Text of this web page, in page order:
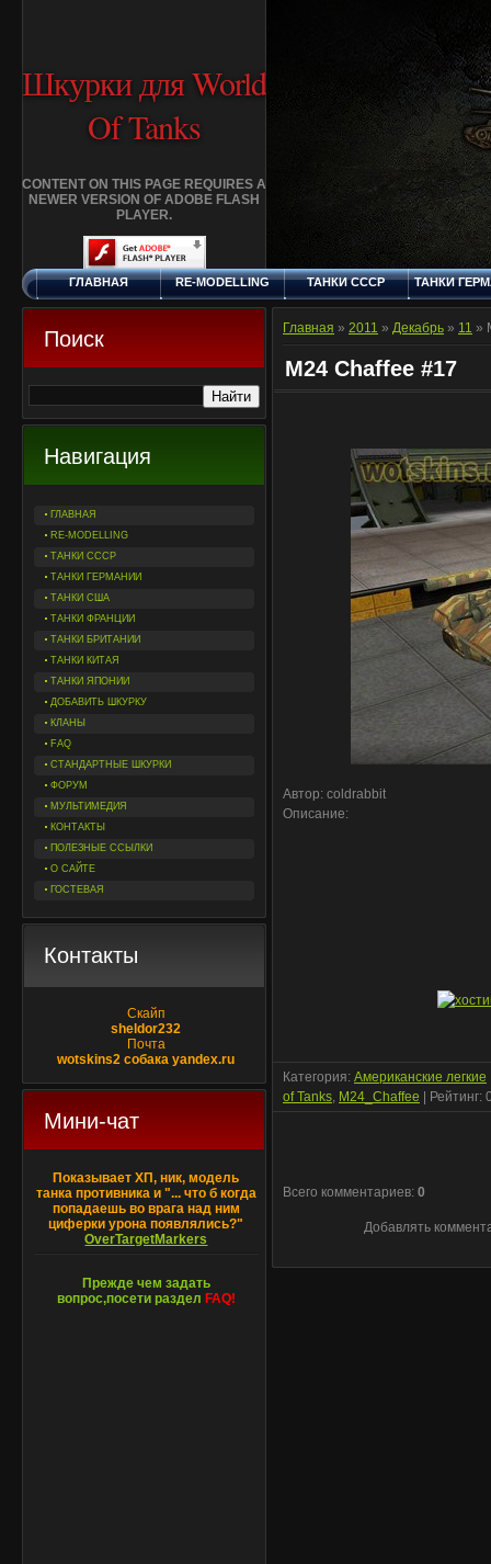
Шкурки для World
Of Tanks
CONTENT ON THIS PAGE REQUIRES A
NEWER VERSION OF ADOBE FLASH
PLAYER.
ВОСКРЕСЕНЬЕ, 9.8.2026
ГЛАВНАЯ RE-MODELLING ТАНКИ СССР ТАНКИ
ДОБАВИТЬ
КЛАНЫ FAQ
Поиск
Навигация
ГЛАВНАЯ
RE-MODELLING
ТАНКИ СССР
ТАНКИ ГЕРМАНИИ
ТАНКИ США
ТАНКИ ФРАНЦИИ
ТАНКИ БРИТАНИИ
ТАНКИ КИТАЯ
ТАНКИ ЯПОНИИ
ДОБАВИТЬ ШКУРКУ
КЛАНЫ
FAQ
СТАНДАРТНЫЕ ШКУРКИ
ФОРУМ
МУЛЬТИМЕДИЯ
КОНТАКТЫ
ПОЛЕЗНЫЕ ССЫЛКИ
О САЙТЕ
ГОСТЕВАЯ
Контакты
Скайп
sheldor232
Почта
wotskins2 собака yandex.ru
Мини-чат
Показывает ХП, ник, модель
танка противника и "... что б когда
попадаешь во врага над ним
циферки урона появлялись?"
OverTargetMarkers
Прежде чем задать
вопрос,посети раздел FAQ!
Главная » 2011 » Декабрь » 11 »
M24 Chaffee #17
Автор: coldrabbit
Описание:
Категория: Американские легкие
of Tanks, M24_Chaffee Рейтинг:
Всего комментариев: 0
Добавлять